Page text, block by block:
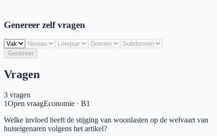
Genereer zelf vragen
Genereer
Vragen
3 vragen
1Open vraagEconomie · B1
Welke invloed heeft de stijging van woonlasten op de welvaart van
huiseigenaren volgens het artikel?